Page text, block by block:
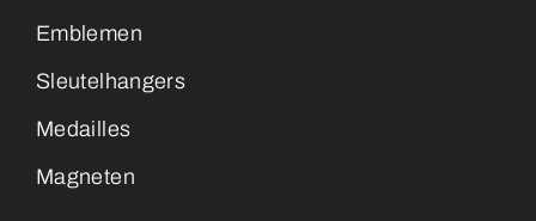
Emblemen
Sleutelhangers
Medailles
Magneten